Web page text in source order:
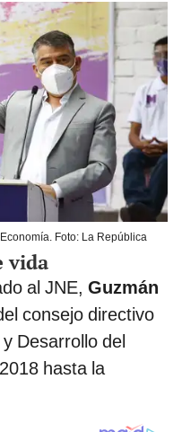
Foto: La República
vida
al JNE, Guzmán
consejo directivo
Desarrollo del
hasta la